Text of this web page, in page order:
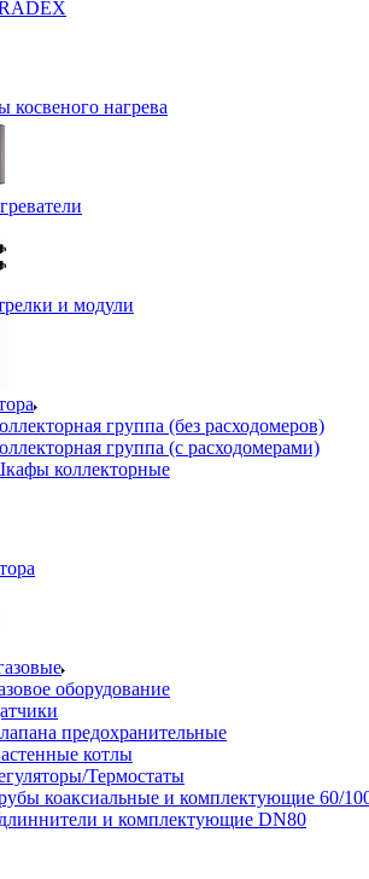
косвеного нагрева
и модули
группа (без расходомеров)
группа (с расходомерами)
коллекторные
оборудование
предохранительные
котлы
Термостаты
коаксиальные и комплектующие 60/
и комплектующие DN80